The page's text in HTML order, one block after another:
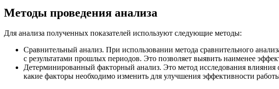
Методы проведения анализа
Для анализа полученных показателей используют следующие методы:
Сравнительный анализ. При использовании метода сравнительного
с результатами прошлых периодов. Это позволяет выявить наименее
Детерминированный факторный анализ. Это метод исследования влияния
какие факторы необходимо изменить для улучшения эффективности